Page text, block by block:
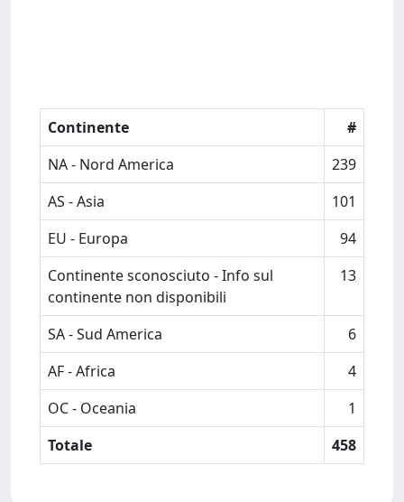
Continente
#
NA - Nord America
239
AS - Asia
101
EU - Europa
94
Continente sconosciuto - Info sul
continente non disponibili
13
SA - Sud America
6
AF - Africa
4
OC - Oceania
1
Totale
458